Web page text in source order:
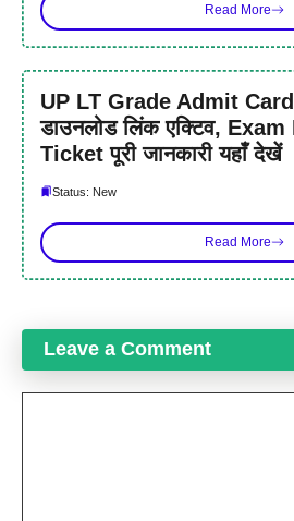
Read More
UP LT Grade Admit Card
डाउनलोड लिंक एक्टिव, Exam
Ticket पूरी जानकारी यहाँ देखें
Status: New
Read More
Leave a Comment